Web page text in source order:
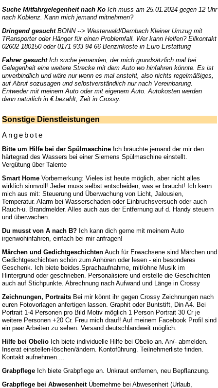
Suche Mitfahrgelegenheit nach Ko Ich muss am 25.01.2024 gegen 12 Uhr
nach Koblenz. Kann mich jemand mitnehmen?
Dringend gesuchtBONN --> Westerwald/Dernbach Kleiner Umzug mit
TRansporter oder Hänger für einen Problemfall. Wer kann Helfen? Eilkontakt
02602 180150 oder 0171 933 94 66 Benzinkoste in Euro Erstattung
Fahrer gesuchtIch suche jemanden, der mich grundsätzlich mal bei
Gelegenheit eine weitere Strecke mit dem Auto wo hinfahren könnte. Es ist
unverbindlich und wäre nur wenn es mal ansteht, also nichts regelmäßiges,
auf Abruf sozusagen und selbstverständlich nur nach Vereinbarung.
Entweder mit meinem Auto oder mit eigenem Auto. Autokosten werden
dann natürlich in € bezahlt, Zeit in Crossy.
Sonstige Dienstleistungen
Angebote
Bitte um Hilfe bei der Spülmaschine Ich bräuchte jemand der mir den
härtegrad des Wassers bei einer Siemens Spülmaschine einstellt.
Vergütung über Talente
Smart Home Vorbemerkung: Vieles ist heute möglich, aber nicht alles
wirklich sinnvoll! Jeder muss selbst entscheiden, was er braucht! Ich kenn
mich aus mit: Steuerung und Überwachung von Licht, Jalousien,
Temperatur. Alarm bei Wasserschaden oder Einbruchsversuch oder auch
Rauch-u. Brandmelder. Alles auch aus der Entfernung auf d. Handy steuern
und überwachen.
Du musst von A nach B? Ich kann dich gerne mit meinem Auto
irgenwohinfahren, einfach bei mir anfragen!
Märchen und Gedichtgeschichten Auch für Erwachsene sind Märchen und
Gedichtgeschichten schön zum Anhören oder lesen - ein besonderes
Geschenk. Ich biete beides.Sprachaufnahme, mit/ohne Musik im
Hintergrund oder geschrieben. Personalisiere und erstelle die Geschichten
auch auf Stichpunkte. Abrechnung nach Aufwand und Länge in Crossy
Zeichnungen, Portraits Bei mir könnt ihr gegen Crossy Zeichnungen nach
euren Fotovorlagen anfertigen lassen. Graphit oder Buntstift, Din A4. Bei
Portrait 1-4 Personen pro Bild Motiv möglich 1 Person Portrait 30 Cr je
weitere Personen +20 Cr. Freu mich drauf! Auf meinem Facebook Profil sind
ein paar Arbeiten zu sehen. Versand deutschlandweit möglich.
Hilfe bei Obelio Ich biete individuelle Hilfe bei Obelio an. An/- abmelden.
Inserat einstellen-löschen/ändern. Kontoführung. Teilnehmerliste finden.
Kontakt aufnehmen....
Grabpflege Ich biete Grabpflege an. Unkraut entfernen, neu Bepflanzung.
Grabpflege bei AbwesenheitÜbernehme bei Abwesenheit (Urlaub,